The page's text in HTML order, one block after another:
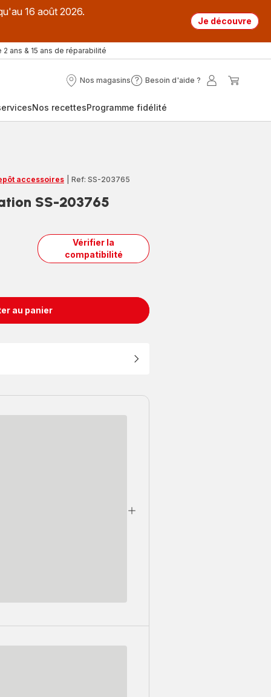
16 août 2026.
Je découvre
2 ans & 15 ans de réparabilité
Nos magasins
Nos
Besoin d'aide ?
Besoin
?
Mon
Nos recettesProgramme fidélité
accessoires Ref: SS-203765
SS-203765
Vérifier la
compatibilité
au panier